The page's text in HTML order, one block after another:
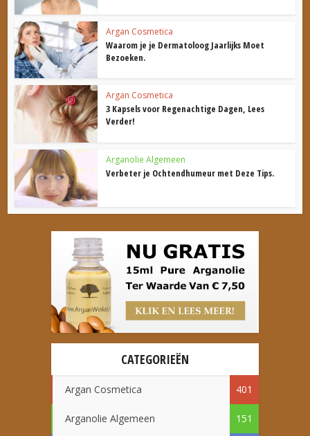
Argan Cosmetica
Waarom je je Dermatoloog Jaarlijks Moet
Bezoeken.
Argan Cosmetica
3 Kapsels voor Regenachtige Dagen, Lees
Verder!
Arganolie Algemeen
Verbeter je Ochtendhumeur met Deze Tips.
CATEGORIEËN
Argan Cosmetica 401
Arganolie Algemeen 151